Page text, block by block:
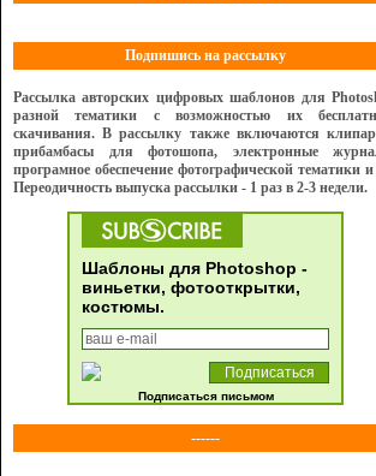
Подпишись на рассылку
Рассылка авторских цифровых шаблонов для
разной тематики с возможностью их
скачивания. В рассылку также включаются
прибамбасы для фотошопа, электронные
програмное обеспечение фотографической тематики
Переодичность выпуска рассылки - 1 раз в 2-3 недели.
Шаблоны для Photoshop -
виньетки, фотооткрытки,
костюмы.
Подписаться письмом
------